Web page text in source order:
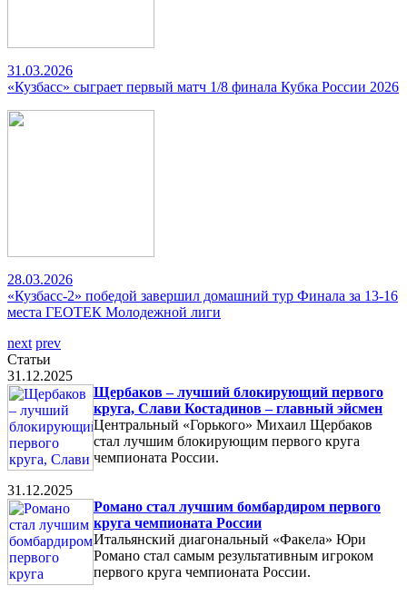
31.03.2026
«Кузбасс» сыграет первый матч 1/8 финала Кубка России 2026
28.03.2026
«Кузбасс-2» победой завершил домашний тур Финала за 13-16
места ГЕОТЕК Молодежной лиги
next prev
Статьи
31.12.2025
Щербаков – лучший блокирующий первого
круга, Слави Костадинов – главный эйсмен
Центральный «Горького» Михаил Щербаков
стал лучшим блокирующим первого круга
чемпионата России.
31.12.2025
Романо стал лучшим бомбардиром первого
круга чемпионата России
Итальянский диагональный «Факела» Юри
Романо стал самым результативным игроком
первого круга чемпионата России.